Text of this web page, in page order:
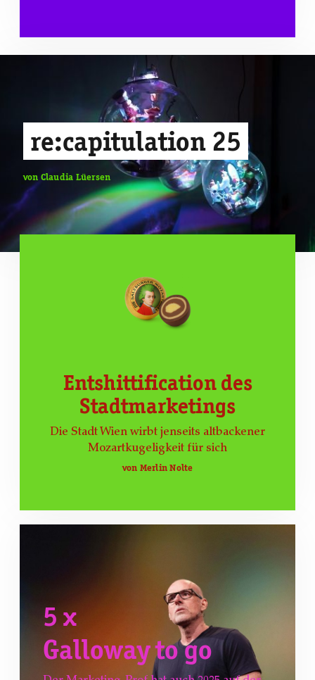
re:capitulation 25
von Claudia Lüersen
Entshittification des
Stadtmarketings
Die Stadt Wien wirbt jenseits altbackener
Mozartkugeligkeit für sich
von Merlin Nolte
5 x
Galloway to go